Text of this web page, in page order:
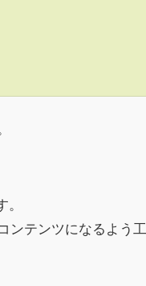
ンテンツになるよう工